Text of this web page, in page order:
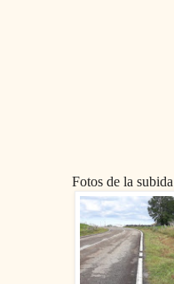
Fotos de la